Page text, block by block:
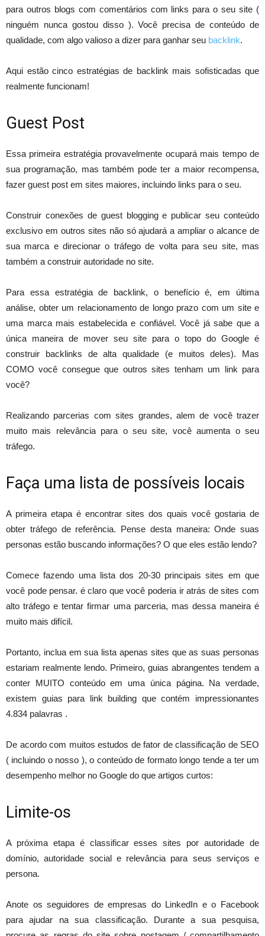
para outros blogs com comentários com links para o seu site (
ninguém nunca gostou disso ). Você precisa de conteúdo de
qualidade, com algo valioso a dizer para ganhar seu backlink.
Aqui estão cinco estratégias de backlink mais sofisticadas que
realmente funcionam!
Guest Post
Essa primeira estratégia provavelmente ocupará mais tempo de
sua programação, mas também pode ter a maior recompensa,
fazer guest post em sites maiores, incluindo links para o seu.
Construir conexões de guest blogging e publicar seu conteúdo
exclusivo em outros sites não só ajudará a ampliar o alcance de
sua marca e direcionar o tráfego de volta para seu site, mas
também a construir autoridade no site.
Para essa estratégia de backlink, o benefício é, em última
análise, obter um relacionamento de longo prazo com um site e
uma marca mais estabelecida e confiável. Você já sabe que a
única maneira de mover seu site para o topo do Google é
construir backlinks de alta qualidade (e muitos deles). Mas
COMO você consegue que outros sites tenham um link para
você?
Realizando parcerias com sites grandes, alem de você trazer
muito mais relevância para o seu site, você aumenta o seu
tráfego.
Faça uma lista de possíveis locais
A primeira etapa é encontrar sites dos quais você gostaria de
obter tráfego de referência. Pense desta maneira: Onde suas
personas estão buscando informações? O que eles estão lendo?
Comece fazendo uma lista dos 20-30 principais sites em que
você pode pensar. é claro que você poderia ir atrás de sites com
alto tráfego e tentar firmar uma parceria, mas dessa maneira é
muito mais difícil.
Portanto, inclua em sua lista apenas sites que as suas personas
estariam realmente lendo. Primeiro, guias abrangentes tendem a
conter MUITO conteúdo em uma única página. Na verdade,
existem guias para link building que contém impressionantes
4.834 palavras .
De acordo com muitos estudos de fator de classificação de SEO
( incluindo o nosso ), o conteúdo de formato longo tende a ter um
desempenho melhor no Google do que artigos curtos:
Limite-os
A próxima etapa é classificar esses sites por autoridade de
domínio, autoridade social e relevância para seus serviços e
persona.
Anote os seguidores de empresas do LinkedIn e o Facebook
para ajudar na sua classificação. Durante a sua pesquisa,